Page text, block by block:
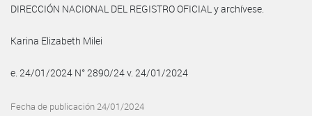
DIRECCIÓN NACIONAL DEL REGISTRO OFICIAL y archívese.
Karina Elizabeth Milei
e. 24/01/2024 N° 2890/24 v. 24/01/2024
Fecha de publicación 24/01/2024